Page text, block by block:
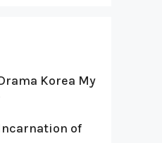
Korea My
of